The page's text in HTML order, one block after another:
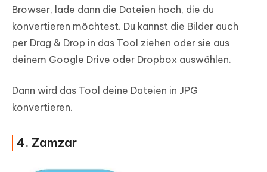
Browser, lade dann die Dateien hoch, die du
konvertieren möchtest. Du kannst die Bilder auch
per Drag & Drop in das Tool ziehen oder sie aus
deinem Google Drive oder Dropbox auswählen.
Dann wird das Tool deine Dateien in JPG
konvertieren.
4. Zamzar